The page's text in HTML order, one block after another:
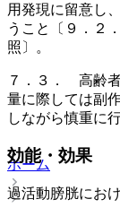
用発現に留意し
うこと〔９．２
照〕。
７．３． 高齢
量に際しては副
しながら慎重に
効能・効果
過活動膀胱にお
ホーム